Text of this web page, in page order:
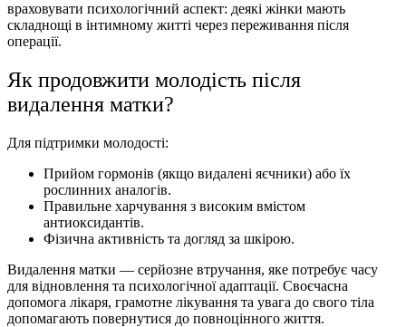
враховувати психологічний аспект: деякі жінки мають
складнощі в інтимному житті через переживання після
операції.
Як продовжити молодість після
видалення матки?
Для підтримки молодості:
Прийом гормонів (якщо видалені яєчники) або їх
рослинних аналогів.
Правильне харчування з високим вмістом
антиоксидантів.
Фізична активність та догляд за шкірою.
Видалення матки — серйозне втручання, яке потребує часу
для відновлення та психологічної адаптації. Своєчасна
допомога лікаря, грамотне лікування та увага до свого тіла
допомагають повернутися до повноцінного життя.